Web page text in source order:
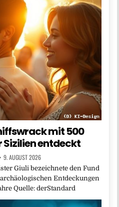
mit 500
entdeckt
9. AUGUST 2026
Giuli bezeichnete den Fund
Entdeckungen
Quelle: derStandard